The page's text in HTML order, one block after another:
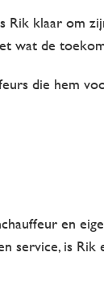
Rik klaar om
wat de
die hem
en
service, is